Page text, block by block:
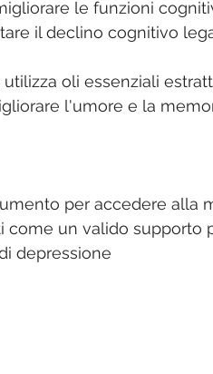
le funzioni
il declino cognitivo
oli essenziali
l'umore e la
per accedere alla
come un valido supporto
depressione